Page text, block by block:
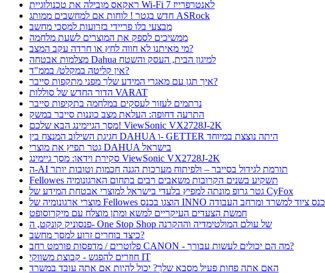
ראקאס מובילה את טכנולוגיית Wi-Fi 7 לאנטרפרייז
חדש בגטר ! לוחות אם למחשבים ממותג ASRock
מבצעי בלו פריידי בזרועות למסכי מחשב
ממשיכים לספק את המוצרים לשעת מלחמה
מי מאיתנו לא חווה לחץ או חרדה עקב המצב?
מצלמות אבטחה Dahua למיגון הבית, העסק והשטח
אין קליטה במקלט/ בממ"ד?
איך תגן עם מאגרי המידע שלך מפני מתקפות סייבר?
הדור החדש של סוללות VARAT
נרתמים לעזור לעסקים במלחמה בתקיפות סייבר
התרעה דחופה: העלאת מצב כוננות סייבר במשק
מסך הגיימינג הבא שלכם! ViewSonic VX2728J-2K
חגיגת השילוב המנצח בין DAHUA ו- GETTER היתה נוצצת במיוחד
גטר תפיץ את מוצרי DAHUA בישראל
סקירת וידאו: מסך גיימינג ViewSonic VX2728J-2K
ה-AI תורמת לגידול בסייבר – ולפיתוח מערכות הגנה חכמות וטובות יותר
Fellowes תשקיע בשנים הקרובות משאבים רבים בתחום הארגונומיה
גטר גרופ מונתה למפיץ בלעדי בישראל למוצרי אבטחת המידע של CyFox
מוצרי ארגונומיה של Fellowes הוצגו בכנס INNO כנס ציוד למשרד ומרחב העבודה
חמשת הצעדים העיקריים למשא ומתן מוצלח עם מיקרוסופט
פנסוניק קונקט, ה- One Stop Shop של עולם המולטימדיה וההקרנה
כיצד בוחרים זרוע למסך מחשב?
פלוטרים / מדפסות פורמט רחב CANON - מה הם יכולים לעשות עבורך?
חוזרים להפגש - קבוצת משווקי IT
האם אתה פחות פעיל מסבא שלך? יכול להיות אם אתה עובד במשרד